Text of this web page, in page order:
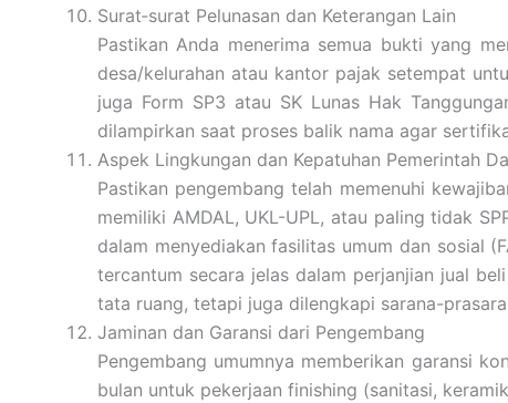
Surat‐surat Pelunasan dan Keterangan Lain
Pastikan Anda menerima semua bukti yang
desa/kelurahan atau kantor pajak setempat
juga Form SP3 atau SK Lunas Hak
dilampirkan saat proses balik nama agar
Aspek Lingkungan dan Kepatuhan Pemerintah
Pastikan pengembang telah memenuhi
memiliki AMDAL, UKL-UPL, atau paling tidak
dalam menyediakan fasilitas umum dan sosial
tercantum secara jelas dalam perjanjian jual
tata ruang, tetapi juga dilengkapi sarana-
Jaminan dan Garansi dari Pengembang
Pengembang umumnya memberikan garansi
bulan untuk pekerjaan finishing (sanitasi,